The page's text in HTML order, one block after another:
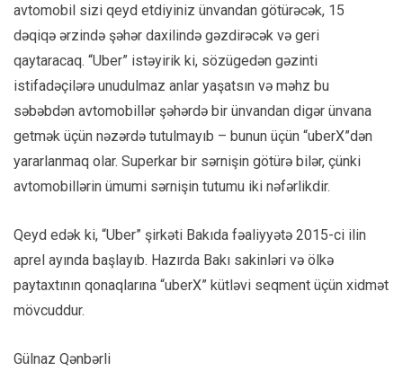
avtomobil sizi qeyd etdiyiniz ünvandan götürəcək, 15
dəqiqə ərzində şəhər daxilində gəzdirəcək və geri
qaytaracaq. “Uber” istəyirik ki, sözügedən gəzinti
istifadəçilərə unudulmaz anlar yaşatsın və məhz bu
səbəbdən avtomobillər şəhərdə bir ünvandan digər ünvana
getmək üçün nəzərdə tutulmayıb – bunun üçün “uberX”dən
yararlanmaq olar. Superkar bir sərnişin götürə bilər, çünki
avtomobillərin ümumi sərnişin tutumu iki nəfərlikdir.
Qeyd edək ki, “Uber” şirkəti Bakıda fəaliyyətə 2015-ci ilin
aprel ayında başlayıb. Hazırda Bakı sakinləri və ölkə
paytaxtının qonaqlarına “uberX” kütləvi seqment üçün xidmət
mövcuddur.
Gülnaz Qənbərli